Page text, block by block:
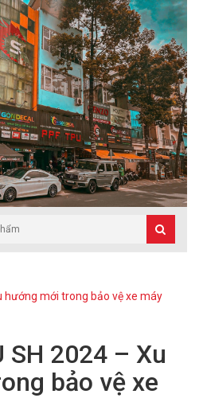
hướng mới trong bảo vệ xe máy
SH 2024 – Xu
bảo vệ xe